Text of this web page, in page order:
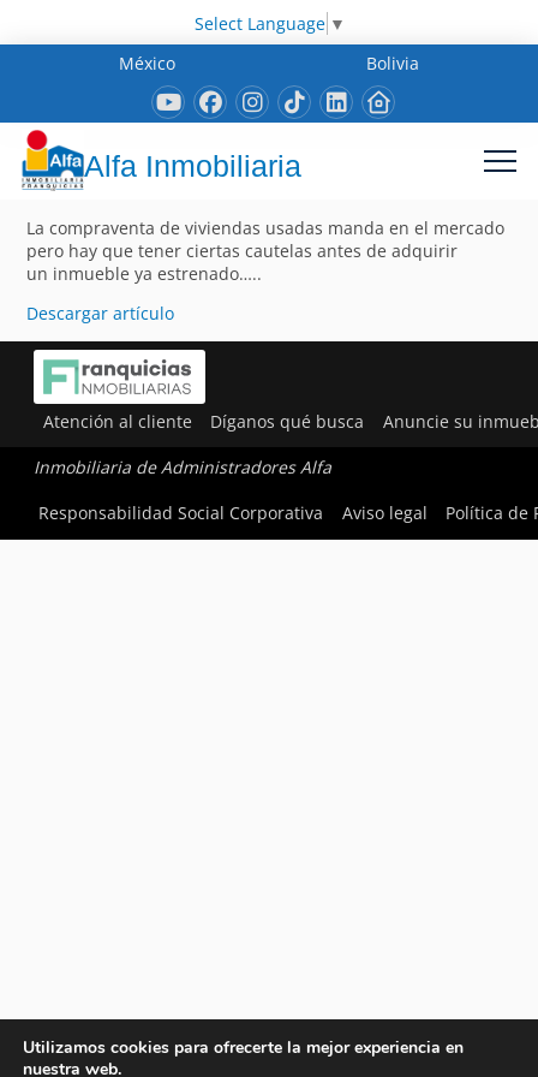
Select Language ▼
México
Bolivia
Alfa Inmobiliaria
La compraventa de viviendas usadas manda en el mercado
pero hay que tener ciertas cautelas antes de adquirir
un inmueble ya estrenado…..
Descargar artículo
Atención al cliente Díganos qué busca Anuncie su
Inmobiliaria de Administradores Alfa
Responsabilidad Social Corporativa
Aviso legal Política de
Utilizamos cookies para ofrecerte la mejor experiencia en
nuestra web.